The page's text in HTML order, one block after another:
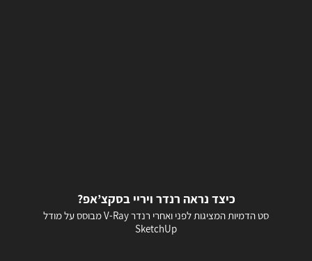
כיצד נראה רנדר ויריי בסקצ’אפ?
סט הדמיות המציגות לפני ואחרי רנדר V-Ray מבוסס על מודל
SketchUp